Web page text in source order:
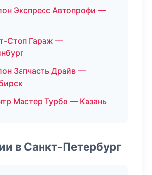
Экспресс Автопрофи —
Стоп Гараж —
Запчасть Драйв —
Мастер Турбо — Казань
в Санкт-Петербург